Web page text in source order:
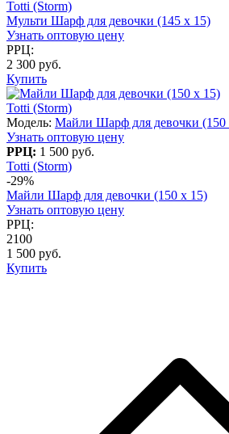
Totti (Storm)
Мульти Шарф для девочки (145 x 15)
Узнать оптовую цену
РРЦ:
2 300 руб.
Купить
Totti (Storm)
Модель: Майли Шарф для девочки (150
Узнать оптовую цену
РРЦ: 1 500 руб.
Totti (Storm)
-29%
Майли Шарф для девочки (150 х 15)
Узнать оптовую цену
РРЦ:
2100
1 500 руб.
Купить